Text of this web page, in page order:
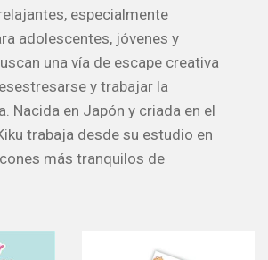
especialmente
adolescentes, jóvenes y
una vía de escape creativa
y trabajar la
Nacida en Japón y criada en el
trabaja desde su estudio en
más tranquilos de